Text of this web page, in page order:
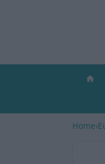
Home›